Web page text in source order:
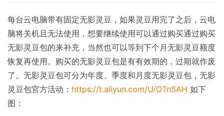
每台云电脑带有固定无影灵豆，如果灵豆用完了之后，云电
脑将关机且无法使用，想要继续使用可以通过购买通过购买
无影灵豆包的来补充，当然也可以等到下个月无影灵豆额度
恢复再使用。购买的无影灵豆包是有有效期的，过期就作废
了。无影灵豆包可分为年度、季度和月度无影灵豆包，无影
灵豆包官方活动： https://t.aliyun.com/U/OTnSAH 如下
图：